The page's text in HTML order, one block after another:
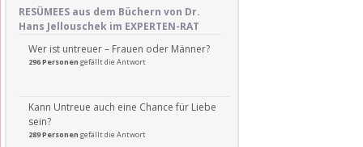
RESÜMEES aus dem Büchern von Dr.
Hans Jellouschek im EXPERTEN-RAT
Wer ist untreuer – Frauen oder Männer?
296 Personen gefällt die Antwort
Kann Untreue auch eine Chance für Liebe
sein?
289 Personen gefällt die Antwort